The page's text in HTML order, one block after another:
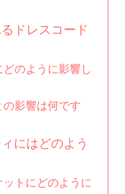
ドレスコード
のように影響し
の影響は何です
にはどのよう
トにどのように